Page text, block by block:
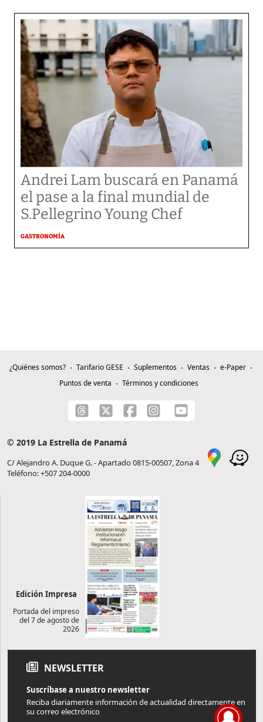
Andrei Lam buscará en Panamá
el pase a la final mundial de
S.Pellegrino Young Chef
GASTRONOMÍA
¿Quiénes somos? Tarifario GESE Suplementos Ventas
e-Paper
Puntos de venta
Términos y condiciones
© 2019 La Estrella de Panamá
C/ Alejandro A. Duque G. - Apartado 0815-00507, Zona 4
Teléfono: +507 204-0000
Edición Impresa
Portada del impreso
del 7 de agosto de
2026
NEWSLETTER
Suscríbase a nuestro newsletter
Reciba diariamente información de actualidad directamente en
su correo electrónico